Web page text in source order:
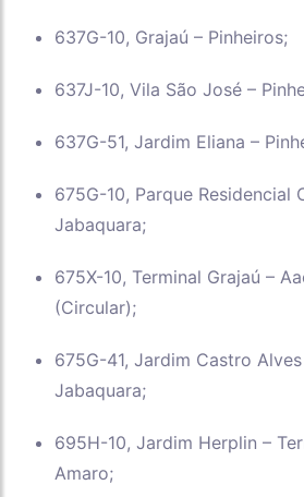
637G-10, Grajaú – Pinheiros;
637J-10, Vila São José –
637G-51, Jardim Eliana –
675G-10, Parque Residencial
Jabaquara;
675X-10, Terminal Grajaú –
(Circular);
675G-41, Jardim Castro
Jabaquara;
695H-10, Jardim Herplin –
Amaro;